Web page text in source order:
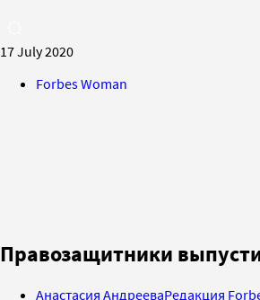
17 July 2020
Forbes Woman
Правозащитники
Анастасия АндрееваРедакция